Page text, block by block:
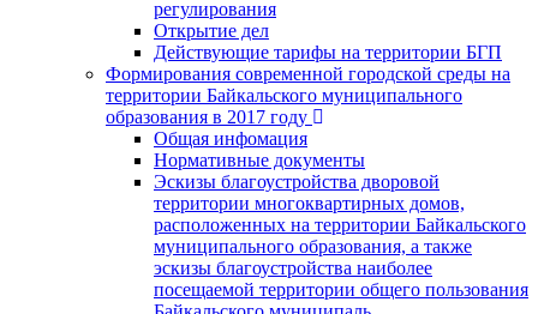
регулирования
Открытие дел
Действующие тарифы на территории БГП
Формирования современной городской среды на
территории Байкальского муниципального
образования в 2017 году
Общая инфомация
Нормативные документы
Эскизы благоустройства дворовой
территории многоквартирных домов,
расположенных на территории Байкальского
муниципального образования, а также
эскизы благоустройства наиболее
посещаемой территории общего пользования